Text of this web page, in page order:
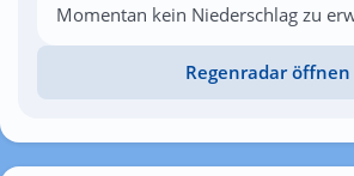
Momentan kein Niederschlag zu
Regenradar öffnen